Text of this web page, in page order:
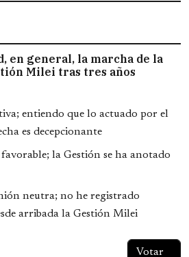
en general, la marcha de la
Milei tras tres años
entiendo que lo actuado por el
es decepcionante
la Gestión se ha anotado
neutra; no he registrado
arribada la Gestión Milei